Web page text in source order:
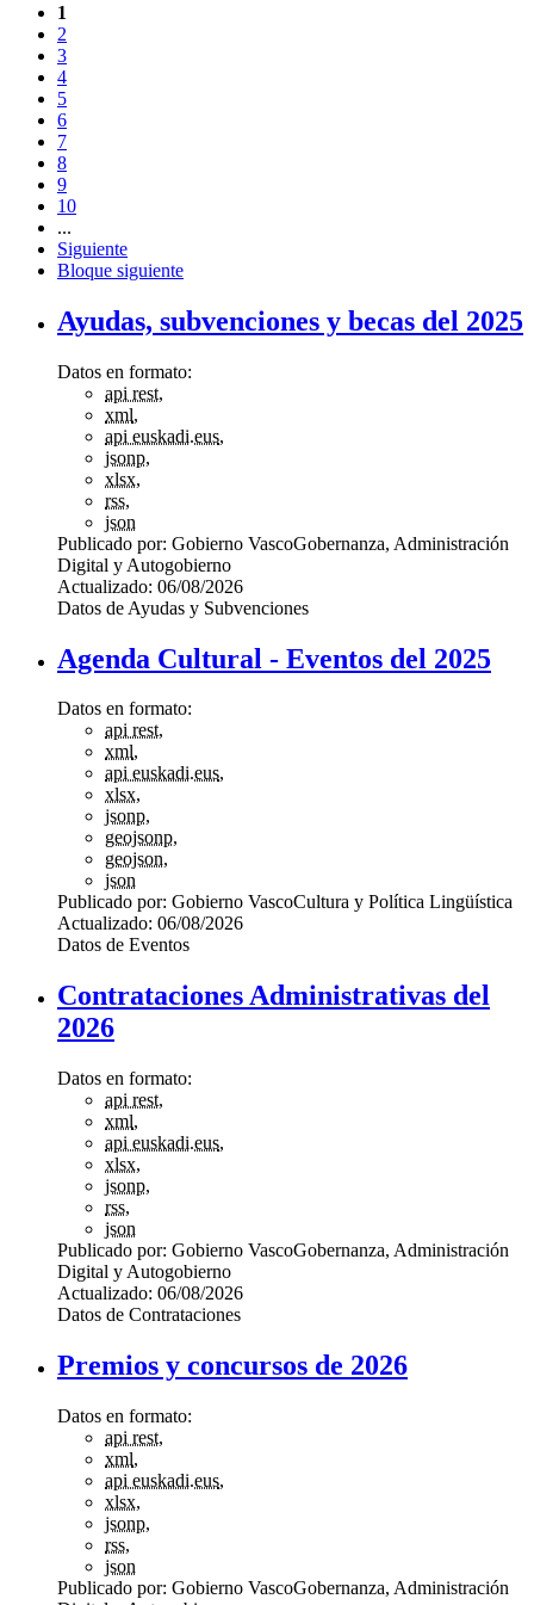
1
2
3
4
5
6
7
8
9
10
...
Siguiente
Bloque siguiente
Ayudas, subvenciones y becas del 2025
Datos en formato:
api rest,
xml,
api euskadi.eus,
jsonp,
xlsx,
rss,
json
Publicado por: Gobierno VascoGobernanza, Administración
Digital y Autogobierno
Actualizado: 06/08/2026
Datos de Ayudas y Subvenciones
Agenda Cultural - Eventos del 2025
Datos en formato:
api rest,
xml,
api euskadi.eus,
xlsx,
jsonp,
geojsonp,
geojson,
json
Publicado por: Gobierno VascoCultura y Política Lingüística
Actualizado: 06/08/2026
Datos de Eventos
Contrataciones Administrativas del
2026
Datos en formato:
api rest,
xml,
api euskadi.eus,
xlsx,
jsonp,
rss,
json
Publicado por: Gobierno VascoGobernanza, Administración
Digital y Autogobierno
Actualizado: 06/08/2026
Datos de Contrataciones
Premios y concursos de 2026
Datos en formato:
api rest,
xml,
api euskadi.eus,
xlsx,
jsonp,
rss,
json
Publicado por: Gobierno VascoGobernanza, Administración